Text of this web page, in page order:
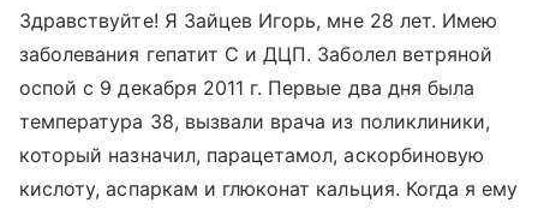
Здравствуйте! Я Зайцев Игорь, мне 28 лет. Имею
заболевания гепатит С и ДЦП. Заболел ветряной
оспой с 9 декабря 2011 г. Первые два дня была
температура 38, вызвали врача из поликлиники,
который назначил, парацетамол, аскорбиновую
кислоту, аспаркам и глюконат кальция. Когда я ему